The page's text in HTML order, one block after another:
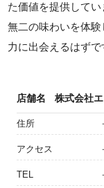
た価値を提供して
無二の味わいを体
力に出会えるはずで
店舗名 株式会社
住所
アクセス
TEL